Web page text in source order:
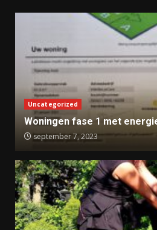
Uncategorized
Woningen fase 1 met
september 7, 2023